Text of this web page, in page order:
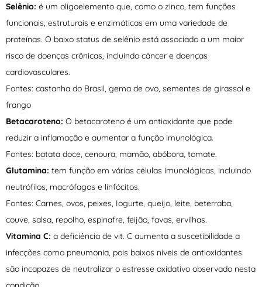
Selênio: é um oligoelemento que, como o zinco, tem funções
funcionais, estruturais e enzimáticas em uma variedade de
proteínas. O baixo status de selênio está associado a um maior
risco de doenças crônicas, incluindo câncer e doenças
cardiovasculares.
Fontes: castanha do Brasil, gema de ovo, sementes de girassol e
frango
Betacaroteno: O betacaroteno é um antioxidante que pode
reduzir a inflamação e aumentar a função imunológica.
Fontes: batata doce, cenoura, mamão, abóbora, tomate.
Glutamina: tem função em várias células imunológicas, incluindo
neutrófilos, macrófagos e linfócitos.
Fontes: Carnes, ovos, peixes, Iogurte, queijo, leite, beterraba,
couve, salsa, repolho, espinafre, feijão, favas, ervilhas.
Vitamina C: a deficiência de vit. C aumenta a suscetibilidade a
infecções como pneumonia, pois baixos níveis de antioxidantes
são incapazes de neutralizar o estresse oxidativo observado nesta